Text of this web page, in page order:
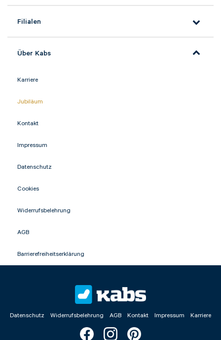
Angaben sind Pflichtfelder.
Filialen
Über Kabs
Karriere
Jubiläum
Kontakt
Impressum
Datenschutz
Cookies
Widerrufsbelehrung
AGB
Barrierefreiheitserklärung
Datenschutz Widerrufsbelehrung AGB Kontakt Impressum Karriere